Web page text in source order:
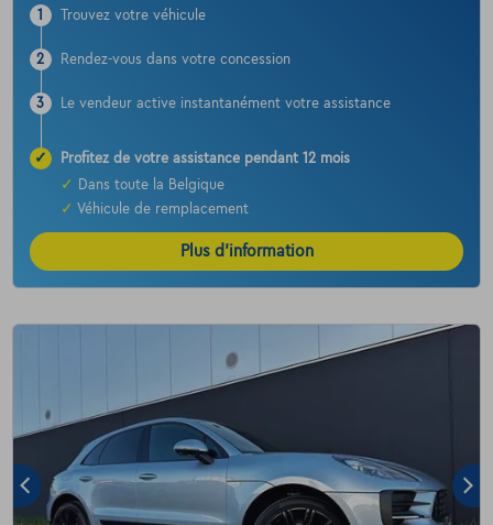
1 Trouvez votre véhicule
2 Rendez-vous dans votre concession
3 Le vendeur active instantanément votre assistance
✓
Profitez de votre assistance pendant 12 mois
✓
Dans toute la Belgique
✓ Véhicule de remplacement
Plus d’information